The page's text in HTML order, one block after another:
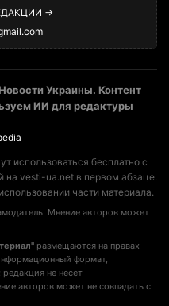
→
Украины. Контент
ИИ для редактуры
использоваться бесплатно с
на vesti-ua.net в первом абзаце.
части материала.
Мнение авторов может
размещаются на правах
формат,
не несет
авторов может не совпадать с